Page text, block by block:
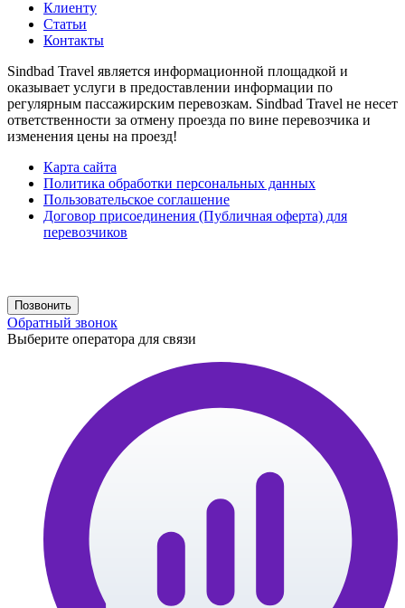
Клиенту
Статьи
Контакты
Sindbad Travel является информационной площадкой и
оказывает услуги в предоставлении информации по
регулярным пассажирским перевозкам. Sindbad Travel не несет
ответственности за отмену проезда по вине перевозчика и
изменения цены на проезд!
Карта сайта
Политика обработки персональных данных
Пользовательское соглашение
Договор присоединения (Публичная оферта) для
перевозчиков
Позвонить
Обратный звонок
Выберите оператора для связи